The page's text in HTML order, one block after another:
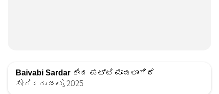
Baivabi Sardar ರಿಂದ ಪಟ್ಟಿ ಮಾಡಲಾಗಿದೆ
ಸೇರಿದರು ಜುಲೈ 2025